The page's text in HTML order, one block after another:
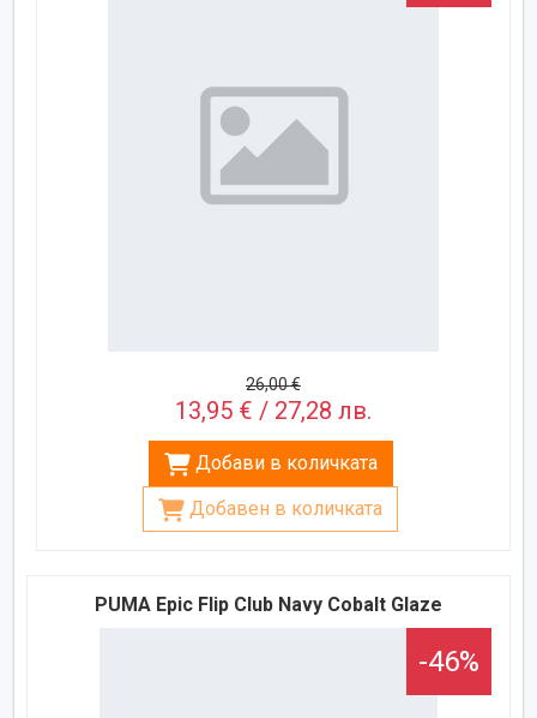
26,00 €
13,95 € / 27,28 лв.
Добави в количката
Добавен в количката
PUMA Epic Flip Club Navy Cobalt Glaze
-46%